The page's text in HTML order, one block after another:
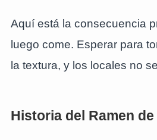
Aquí está la consecuencia
luego come. Esperar para
la textura, y los locales no
Historia del Ramen